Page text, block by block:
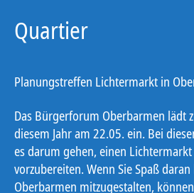
Quartier
Planungstreffen Lichtermarkt in
Das Bürgerforum Oberbarmen lädt
diesem Jahr am 22.05. ein. Bei
es darum gehen, einen
vorzubereiten. Wenn Sie Spaß
Oberbarmen mitzugestalten,